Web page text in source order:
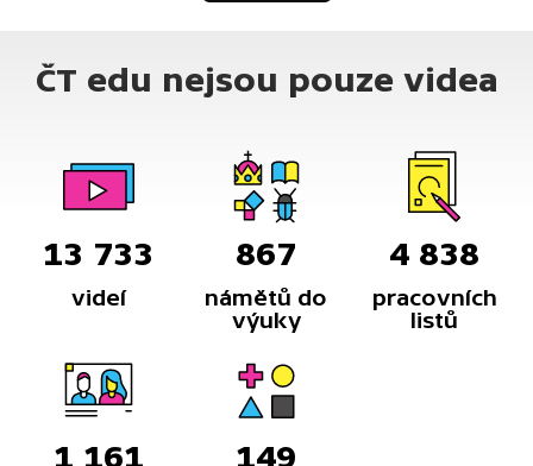
ČT edu nejsou pouze videa
13 733
videí
867
námětů do
výuky
4 838
pracovních
listů
1 161 149